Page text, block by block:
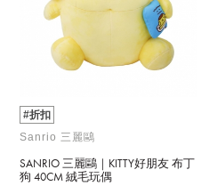
#折扣
Sanrio 三麗鷗
SANRIO 三麗鷗｜KITTY好朋友 布丁
狗 40CM 絨毛玩偶